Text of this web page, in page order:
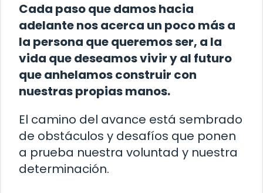
Cada paso que damos hacia
adelante nos acerca un poco más a
la persona que queremos ser, a la
vida que deseamos vivir y al futuro
que anhelamos construir con
nuestras propias manos.
El camino del avance está sembrado
de obstáculos y desafíos que ponen
a prueba nuestra voluntad y nuestra
determinación.